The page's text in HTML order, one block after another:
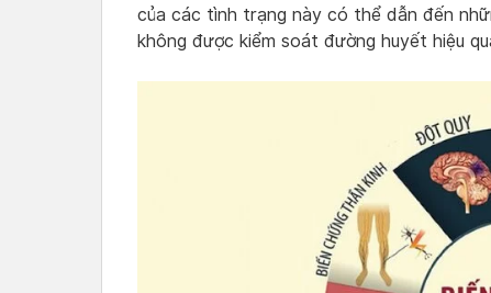
của các tình trạng này có thể dẫn đến
không được kiểm soát đường huyết hiệu